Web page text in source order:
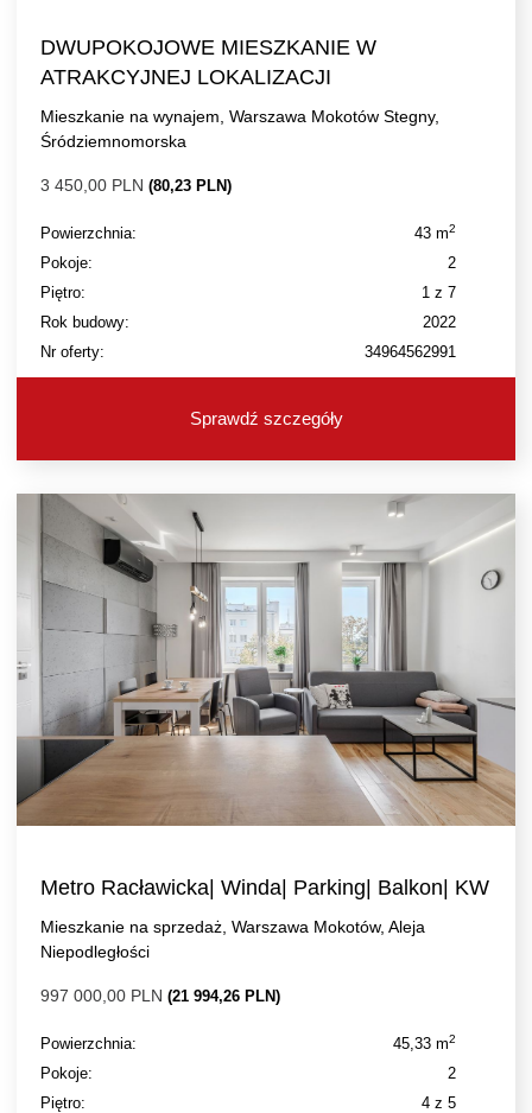
DWUPOKOJOWE MIESZKANIE W
ATRAKCYJNEJ LOKALIZACJI
Mieszkanie na wynajem, Warszawa Mokotów Stegny,
Śródziemnomorska
3 450,00 PLN (80,23 PLN)
Powierzchnia: 43 m2
Pokoje:
2
Piętro:
1 z 7
Rok budowy:
2022
Nr oferty:
34964562991
Sprawdź szczegóły
Metro Racławicka| Winda| Parking| Balkon| KW
Mieszkanie na sprzedaż, Warszawa Mokotów, Aleja
Niepodległości
997 000,00 PLN (21 994,26 PLN)
Powierzchnia: 45,33 m2
Pokoje:
2
Piętro:
4 z 5